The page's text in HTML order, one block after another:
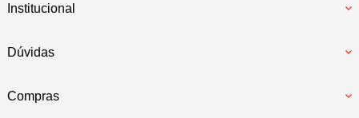
Institucional
Dúvidas
Compras